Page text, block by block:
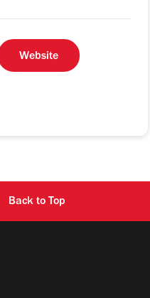
Website
Back to Top